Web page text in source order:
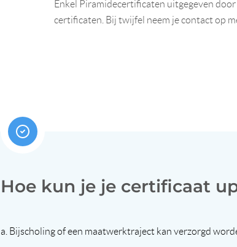
Enkel Piramidecertificaten uitgegeven
certificaten. Bij twijfel neem je contact op
Hoe kun je je certificaat
a. Bijscholing of een maatwerktraject kan verzorgd